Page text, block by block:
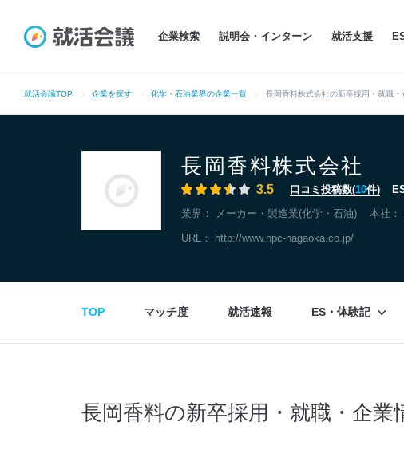
企業検索 説明会・インターン 就活支援
就活会議TOP 企業を探す 化学・石油業界の企業一覧 長岡香料株式会社の新卒採用・就職・
長岡香料株式会社
3.5 口コミ投稿数(10件)
業界： メーカー・製造業(化学・石油) 本社：
URL： http://www.npc-nagaoka.co.jp/
TOP マッチ度 就活速報 ES・体験記
長岡香料の新卒採用・就職・企業